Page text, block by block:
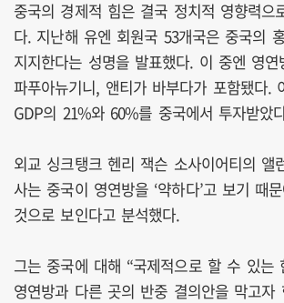
중국의 경제적 힘은 결국 정치적 영향력으
다. 지난해 유엔 회원국 53개국은 중국의
지지한다는 성명을 발표했다. 이 중엔 영
파푸아뉴기니, 앤티가 바부다가 포함됐다.
GDP의 21%와 60%를 중국에서 투자받았
외교 싱크탱크 헨리 잭슨 소사이어티의 앨
사는 중국이 영연방을 ‘약하다’고 보기 때
것으로 보인다고 분석했다.
그는 중국에 대해 “국제적으로 할 수 있는
영연방과 다른 곳의 반중 결의안을 막고자